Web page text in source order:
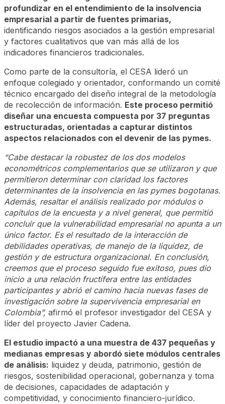
profundizar en el entendimiento de la insolvencia
empresarial a partir de fuentes primarias,
identificando riesgos asociados a la gestión empresarial
y factores cualitativos que van más allá de los
indicadores financieros tradicionales.
Como parte de la consultoría, el CESA lideró un
enfoque colegiado y orientador, conformando un comité
técnico encargado del diseño integral de la metodología
de recolección de información. Este proceso permitió
diseñar una encuesta compuesta por 37 preguntas
estructuradas, orientadas a capturar distintos
aspectos relacionados con el devenir de las pymes.
“Cabe destacar la robustez de los dos modelos
econométricos complementarios que se utilizaron y que
permitieron determinar con claridad los factores
determinantes de la insolvencia en las pymes bogotanas.
Además, resaltar el análisis realizado por módulos o
capítulos de la encuesta y a nivel general, que permitió
concluir que la vulnerabilidad empresarial no apunta a un
único factor. Es el resultado de la interacción de
debilidades operativas, de manejo de la liquidez, de
gestión y de estructura organizacional. En conclusión,
creemos que el proceso seguido fue exitoso, pues dio
inicio a una relación fructífera entre las entidades
participantes y abrió el camino hacia nuevas fases de
investigación sobre la supervivencia empresarial en
Colombia”, afirmó el profesor investigador del CESA y
líder del proyecto Javier Cadena.
El estudio impactó a una muestra de 437 pequeñas y
medianas empresas y abordó siete módulos centrales
de análisis: liquidez y deuda, patrimonio, gestión de
riesgos, sostenibilidad operacional, gobernanza y toma
de decisiones, capacidades de adaptación y
competitividad, y conocimiento financiero-jurídico.